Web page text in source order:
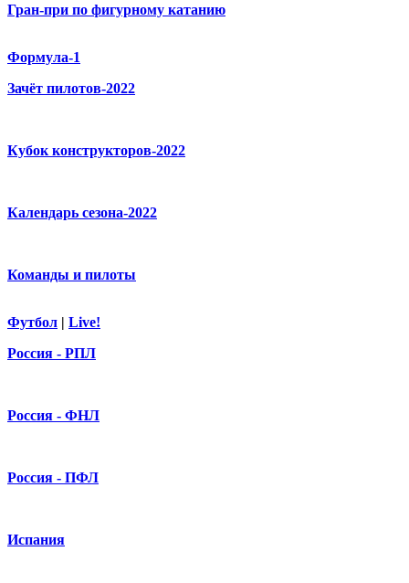
Гран-при по фигурному катанию
Формула-1
Зачёт пилотов-2022
Кубок конструкторов-2022
Календарь сезона-2022
Команды и пилоты
Футбол | Live!
Россия - РПЛ
Россия - ФНЛ
Россия - ПФЛ
Испания